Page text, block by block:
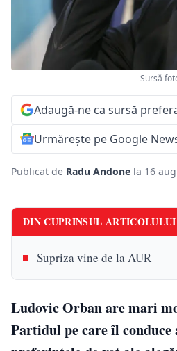
Sursă
Adaugă-ne ca sursă
Urmărește pe Google
Publicat de Radu Andone la 16
DIN CUPRINSUL ARTICOLULUI
Supriza vine de la AUR
Ludovic Orban are mari
Partidul pe care îl